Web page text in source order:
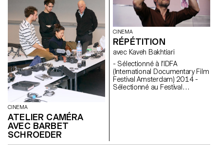
CINEMA
ATELIER CAMÉRA
AVEC BARBET
SCHROEDER
CINEMA
RÉPÉTITION
avec Kaveh Bakhtiari
- Sélectionné à l’IDFA
(International Documentary Film
Festival Amsterdam) 2014 -
Sélectionné au Festival